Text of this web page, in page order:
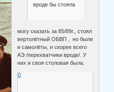
вроде бы стояла
могу сказать за 85/89г., стоял
вертолётный ОБВП , но были
и самолёты, и скорее всего
АЭ /перехватчики вроде/. У
них и своя столовая была.
0